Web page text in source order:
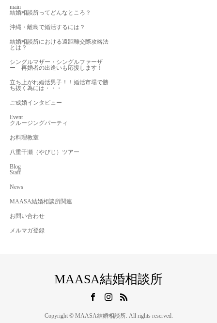
main
結婚相談所ってどんなところ？
沖縄・離島で婚活するには？
結婚相談所における遠距離交際攻略法
とは？
シングルマザー・シングルファーザ
ー 再婚者の出逢いも応援します！
立ち上がれ婚活男子！！婚活市場で勝
ち抜く為には・・・
ご成婚インタビュー
Event
クルージングパーティ
お料理教室
八重干瀬（やびじ）ツアー
Blog
Staff
News
MAASA結婚相談所関連
お問い合わせ
メルマガ登録
MAASA結婚相談所
Copyright © MAASA結婚相談所. All rights reserved.